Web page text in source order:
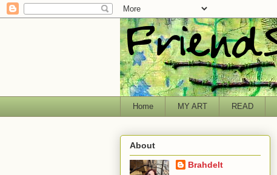
Home MY ART READ
About
Brahdelt